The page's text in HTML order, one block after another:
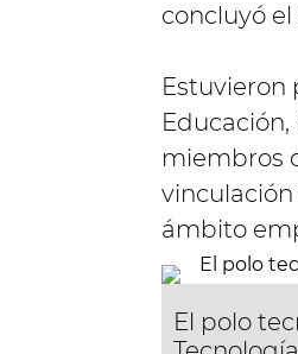
concluyó
Estuvieron
miembros
vinculación
ámbito
El polo